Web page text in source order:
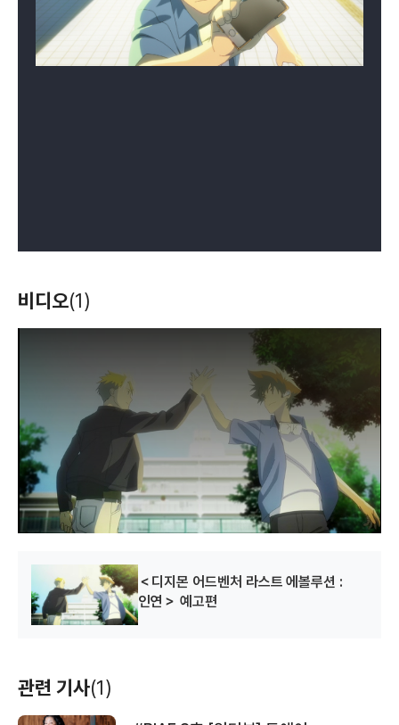
비디오(1)
a
w
n
.
＜디지몬 어드벤처 라스트 에볼루션 :
인연＞ 예고편
관련 기사(1)